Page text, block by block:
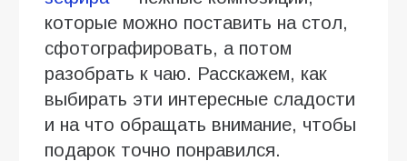
которые можно поставить на стол,
сфотографировать, а потом
разобрать к чаю. Расскажем, как
выбирать эти интересные сладости
и на что обращать внимание, чтобы
подарок точно понравился.